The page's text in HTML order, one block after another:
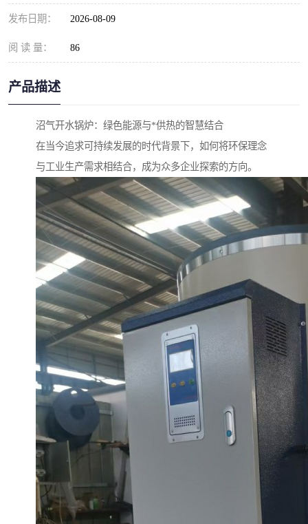
发布日期： 2026-08-09
阅 读 量： 86
产品描述
沼气开水锅炉：绿色能源与*供热的智慧结合
在当今追求可持续发展的时代背景下，如何将环保理念
与工业生产需求相结合，成为众多企业探索的方向。